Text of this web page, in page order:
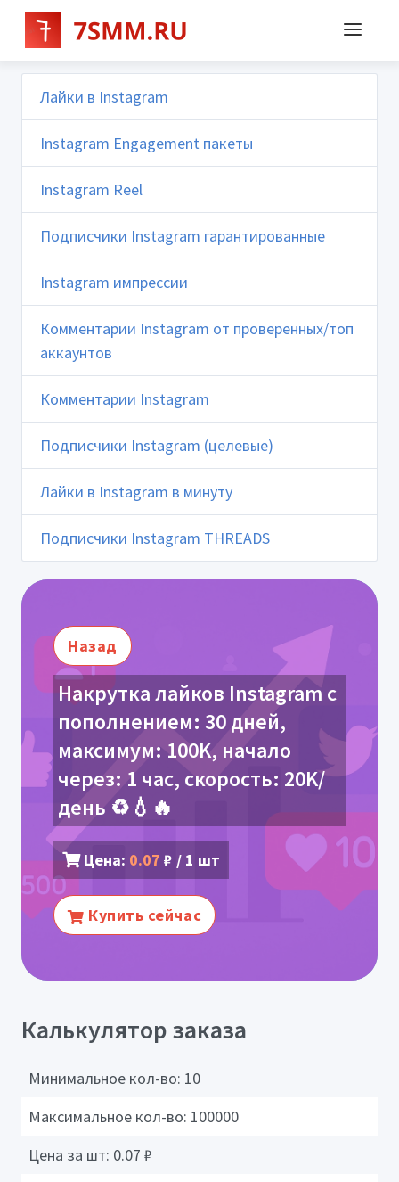
Лайки в Instagram
Instagram Engagement пакеты
Instagram Reel
Подписчики Instagram гарантированные
Instagram импрессии
Комментарии Instagram от проверенных/топ
аккаунтов
Комментарии Instagram
Подписчики Instagram (целевые)
Лайки в Instagram в минуту
Подписчики Instagram THREADS
Назад
Накрутка лайков Instagram с
пополнением: 30 дней,
максимум: 100K, начало
через: 1 час, скорость: 20K/
день ♻️💧🔥
Цена: 0.07 ₽ / 1 шт
Купить сейчас
Калькулятор заказа
Минимальное кол-во: 10
Максимальное кол-во: 100000
Цена за шт: 0.07 ₽